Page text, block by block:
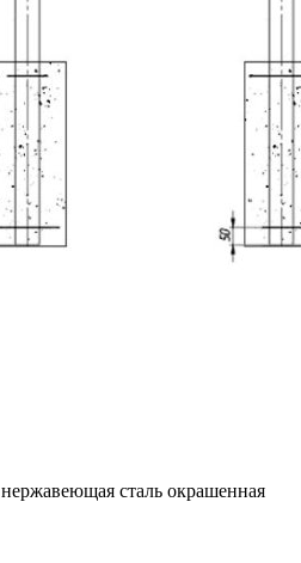
нержавеющая сталь окрашенная